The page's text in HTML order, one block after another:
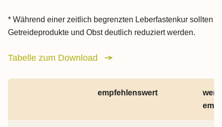
* Während einer zeitlich begrenzten Leberfastenkur sollten
Getreideprodukte und Obst deutlich reduziert werden.
Tabelle zum Download
empfehlenswert